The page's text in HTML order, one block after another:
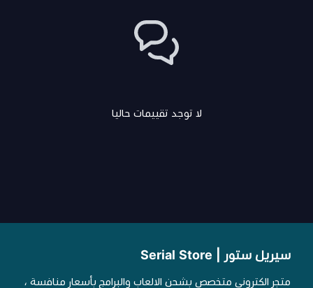
لا توجد تقييمات حاليا
سيريل ستور | Serial Store
متجر الكتروني متخصص بشحن الالعاب والبرامج بأسعار منافسة ،